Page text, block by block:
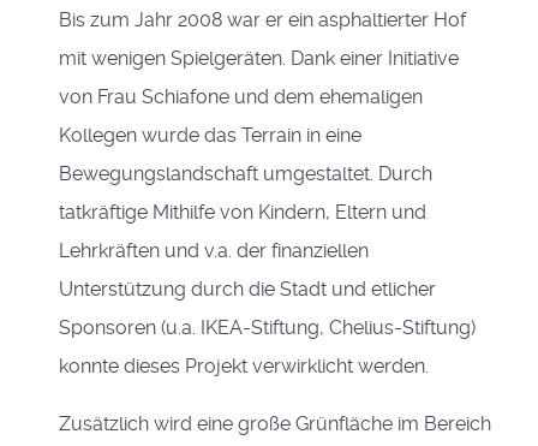
Bis zum Jahr 2008 war er ein asphaltierter Hof
mit wenigen Spielgeräten. Dank einer Initiative
von Frau Schiafone und dem ehemaligen
Kollegen wurde das Terrain in eine
Bewegungslandschaft umgestaltet. Durch
tatkräftige Mithilfe von Kindern, Eltern und
Lehrkräften und v.a. der finanziellen
Unterstützung durch die Stadt und etlicher
Sponsoren (u.a. IKEA-Stiftung, Chelius-Stiftung)
konnte dieses Projekt verwirklicht werden.
Zusätzlich wird eine große Grünfläche im Bereich